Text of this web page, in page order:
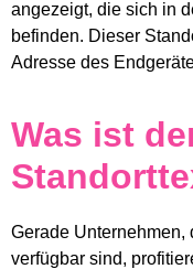
angezeigt, die sich in
befinden. Dieser
Adresse des
Was ist
Gerade Unternehmen,
verfügbar sind,